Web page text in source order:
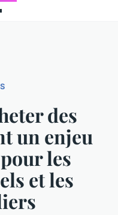
des
un enjeu
les
et les